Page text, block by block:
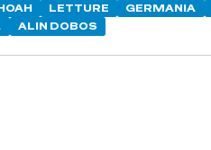
LETTURE GERMANIA
ALIN DOBOS